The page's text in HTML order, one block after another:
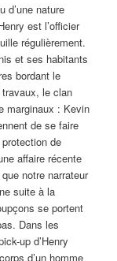
d’une nature
est l’officier
régulièrement.
et ses habitants
bordant le
travaux, le clan
marginaux : Kevin
de se faire
de
affaire récente
notre narrateur
suite à la
se portent
Dans les
up d’Henry
d’un homme